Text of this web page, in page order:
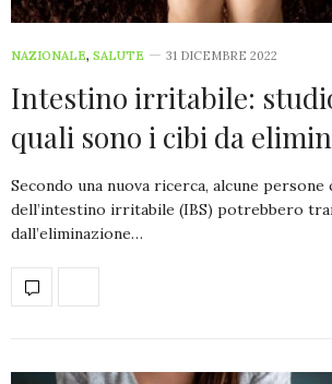
NAZIONALE, SALUTE 31 DICEMBRE 2022
Intestino irritabile:
quali sono i cibi da
Secondo una nuova ricerca, alcune persone
dell’intestino irritabile (IBS) potrebbero
dall’eliminazione…